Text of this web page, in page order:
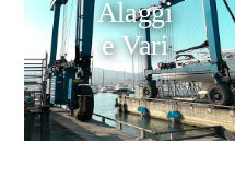
Alaggi
e Vari